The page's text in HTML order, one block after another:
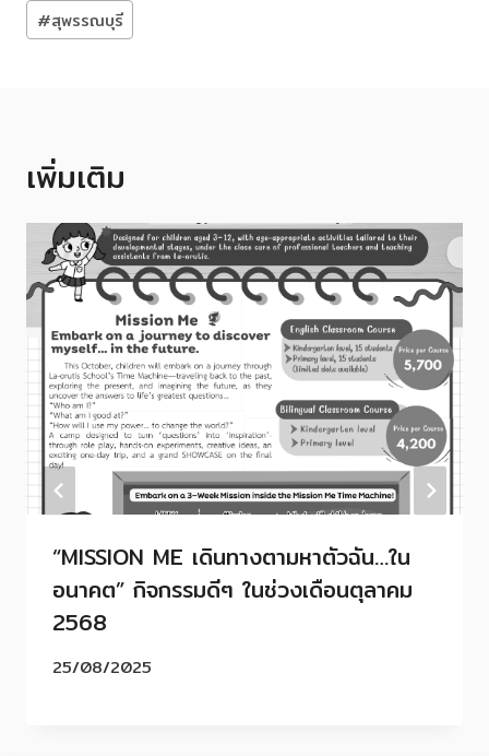
Tags:
#สุพรรณบุรี
เพิ่มเติม
“MISSION ME เดินทางตามหาตัวฉัน…ใน
อนาคต” กิจกรรมดีๆ ในช่วงเดือนตุลาคม
2568
25/08/2025